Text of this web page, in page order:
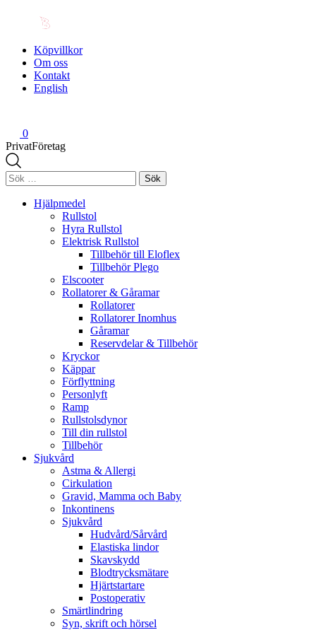
Köpvillkor
Om oss
Kontakt
English
0
PrivatFöretag
Sök
efter:
Hjälpmedel
Rullstol
Hyra Rullstol
Elektrisk Rullstol
Tillbehör till Eloflex
Tillbehör Plego
Elscooter
Rollatorer & Gåramar
Rollatorer
Rollatorer Inomhus
Gåramar
Reservdelar & Tillbehör
Kryckor
Käppar
Förflyttning
Personlyft
Ramp
Rullstolsdynor
Till din rullstol
Tillbehör
Sjukvård
Astma & Allergi
Cirkulation
Gravid, Mamma och Baby
Inkontinens
Sjukvård
Hudvård/Sårvård
Elastiska lindor
Skavskydd
Blodtrycksmätare
Hjärtstartare
Postoperativ
Smärtlindring
Syn, skrift och hörsel